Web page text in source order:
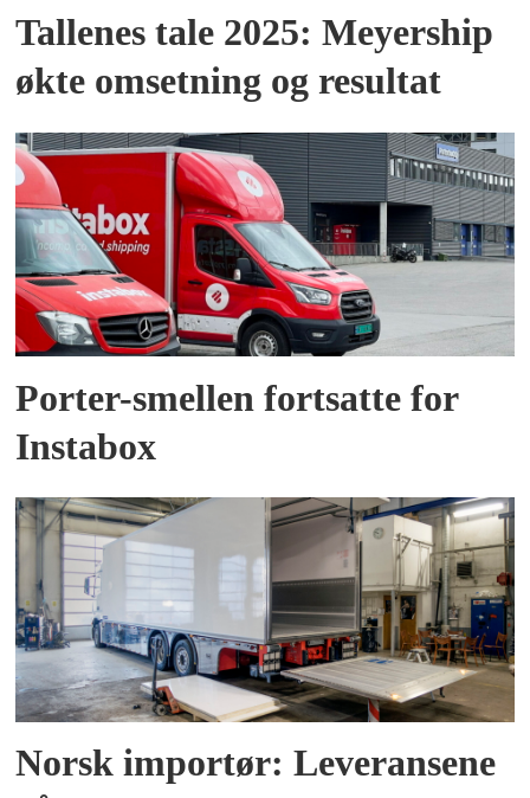
Tallenes tale 2025: Meyership
økte omsetning og resultat
Porter-smellen fortsatte for
Instabox
Norsk importør: Leveransene